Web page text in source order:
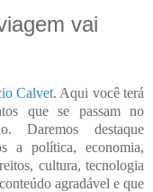
vai
Calvet. Aqui você terá
que se passam no
destaque
a política, economia,
cultura, tecnologia
agradável e que